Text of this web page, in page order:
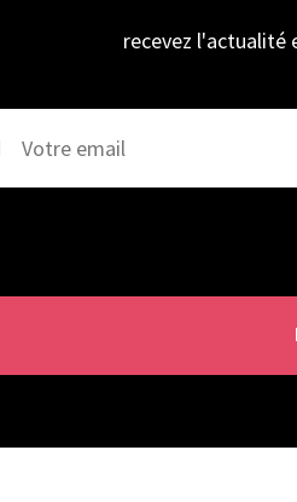
recevez l'actualité